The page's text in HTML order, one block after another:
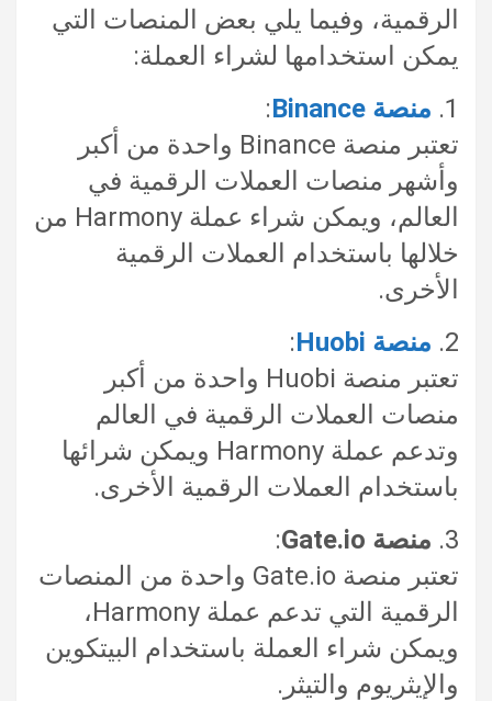
الرقمية، وفيما يلي بعض المنصات التي
يمكن استخدامها لشراء العملة:
1. منصة Binance
:
تعتبر منصة Binance واحدة من أكبر
وأشهر منصات العملات الرقمية في
العالم، ويمكن شراء عملة Harmony من
خلالها باستخدام العملات الرقمية
الأخرى.
2. منصة Huobi
:
تعتبر منصة Huobi واحدة من أكبر
منصات العملات الرقمية في العالم
وتدعم عملة Harmony ويمكن شرائها
باستخدام العملات الرقمية الأخرى.
3. منصة Gate.io
:
تعتبر منصة Gate.io واحدة من المنصات
الرقمية التي تدعم عملة Harmony،
ويمكن شراء العملة باستخدام البيتكوين
والإيثريوم والتيثر.